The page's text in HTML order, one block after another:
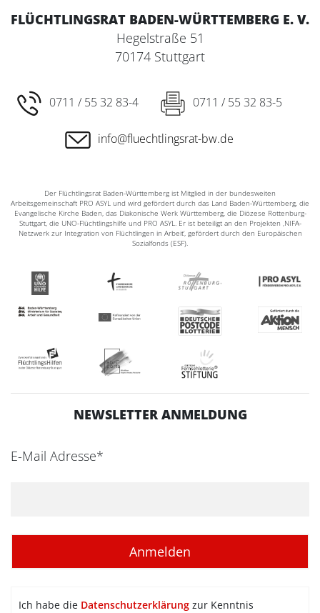
FLÜCHTLINGSRAT BADEN-WÜRTTEMBERG E. V.
Hegelstraße 51
70174 Stuttgart
0711 / 55 32 83-4 0711 / 55 32 83-5
info@fluechtlingsrat-bw.de
Der Flüchtlingsrat Baden-Württemberg ist Mitglied in der bundesweiten
Arbeitsgemeinschaft PRO ASYL und wird gefördert durch das Land Baden-Württemberg, die
Evangelische Kirche Baden, das Diakonische Werk Württemberg, die Diözese Rottenburg-
Stuttgart, die UNO-Flüchtlingshilfe und PRO ASYL. Er ist beteiligt an den Projekten ‚NIFA-
Netzwerk zur Integration von Flüchtlingen in Arbeit‘, gefördert durch den Europäischen
Sozialfonds (ESF).
NEWSLETTER ANMELDUNG
E-Mail Adresse*
Ich habe die Datenschutzerklärung zur Kenntnis